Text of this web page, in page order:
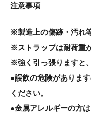
注意事項
※製造上の傷跡・汚れ
※ストラップは耐荷重
※強く引っ張りますと
●誤飲の危険がありま
ください。
●金属アレルギーの方は